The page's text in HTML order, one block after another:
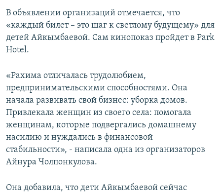
В объявлении организаций отмечается, что
«каждый билет – это шаг к светлому будущему» для
детей Айкымбаевой. Сам кинопоказ пройдет в Park
Hotel.
«Рахима отличалась трудолюбием,
предпринимательскими способностями. Она
начала развивать свой бизнес: уборка домов.
Привлекала женщин из своего села: помогала
женщинам, которые подвергались домашнему
насилию и нуждались в финансовой
стабильности», - написала одна из организаторов
Айнура Чолпонкулова.
Она добавила, что дети Айкымбаевой сейчас